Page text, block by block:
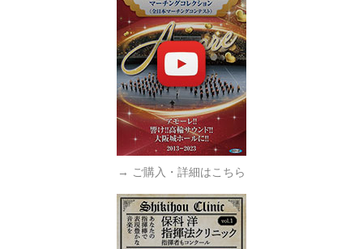
→ ご購入・詳細はこちら